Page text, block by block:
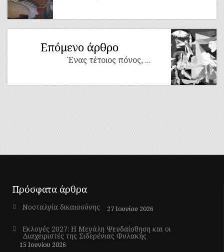
Επόμενο άρθρο
Ένας τέτοιος πόνος, ...
Πρόσφατα άρθρα
Νοσταλγία δικαιοσύνης 27 Ιουνίου 2026
Εκλογές 2027: Η Μεγάλη Ψευδαίσθηση και οι
Διαχειριστές της Σιδερένιας Φυλακής
15 Ιουνίου 2026